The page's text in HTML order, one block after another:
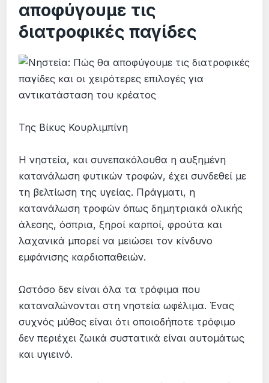
αποφύγουμε τις
διατροφικές παγίδες
Της Βίκυς Κουρλιμπίνη
Η νηστεία, και συνεπακόλουθα η αυξημένη
κατανάλωση φυτικών τροφών, έχει συνδεθεί με
τη βελτίωση της υγείας. Πράγματι, η
κατανάλωση τροφών όπως δημητριακά ολικής
άλεσης, όσπρια, ξηροί καρποί, φρούτα και
λαχανικά μπορεί να μειώσει τον κίνδυνο
εμφάνισης καρδιοπαθειών.
Ωστόσο δεν είναι όλα τα τρόφιμα που
καταναλώνονται στη νηστεία ωφέλιμα. Ένας
συχνός μύθος είναι ότι οποιοδήποτε τρόφιμο
δεν περιέχει ζωικά συστατικά είναι αυτομάτως
και υγιεινό.